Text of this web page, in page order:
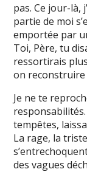
pas. Ce jour-là,
partie de moi
emportée par
Toi, Père, tu
ressortirais
on reconstruire
Je ne te
tempêtes,
La rage, la
des vagues